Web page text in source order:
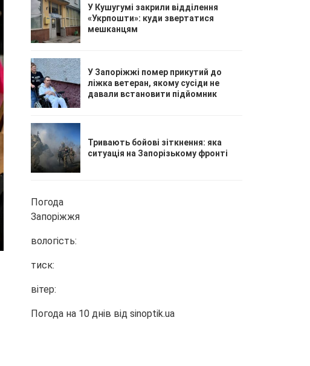
У Кушугумі закрили відділення
«Укрпошти»: куди звертатися
мешканцям
У Запоріжжі помер прикутий до
ліжка ветеран, якому сусіди не
давали встановити підйомник
Тривають бойові зіткнення: яка
ситуація на Запорізькому фронті
Погода
Запоріжжя
вологість:
тиск:
вітер:
Погода на 10 днів від sinoptik.ua